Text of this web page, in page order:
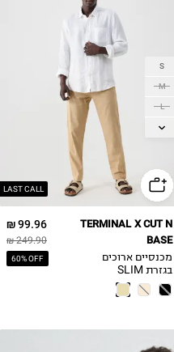
LAST CALL
S
M
L
XL
99.96 ₪
249.90 ₪
60% OFF
TERMINAL X CUT N
BASE
מכנסיים ארוכים
בגזרת SLIM